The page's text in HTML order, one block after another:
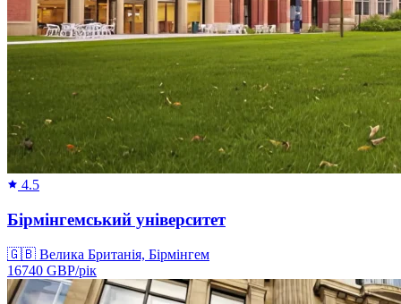
4.5
Бірмінгемський університет
🇬🇧 Велика Британія, Бірмінгем
16740 GBP/рік